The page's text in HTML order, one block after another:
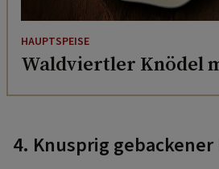
HAUPTSPEISE
Waldviertler Knödel
4. Knusprig gebackener